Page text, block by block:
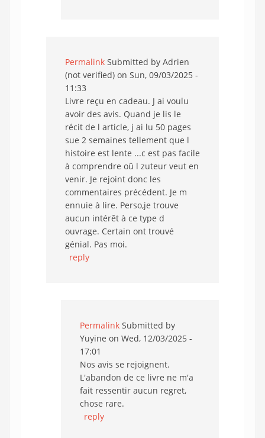
Permalink Submitted by Adrien
(not verified) on Sun, 09/03/2025 -
11:33
Livre reçu en cadeau. J ai voulu
avoir des avis. Quand je lis le
récit de l article, j ai lu 50 pages
sue 2 semaines tellement que l
histoire est lente ...c est pas facile
à comprendre oû l zuteur veut en
venir. Je rejoint donc les
commentaires précédent. Je m
ennuie à lire. Perso,je trouve
aucun intérêt à ce type d
ouvrage. Certain ont trouvé
génial. Pas moi.
reply
Permalink Submitted by
Yuyine on Wed, 12/03/2025 -
17:01
Nos avis se rejoignent.
L'abandon de ce livre ne m'a
fait ressentir aucun regret,
chose rare.
reply